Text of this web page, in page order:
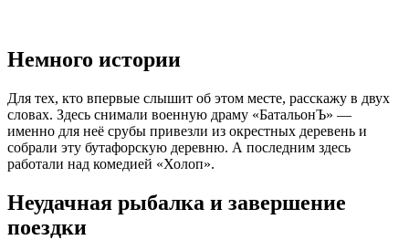
Немного истории
Для тех, кто впервые слышит об этом месте, расскажу в двух
словах. Здесь снимали военную драму «БатальонЪ» —
именно для неё срубы привезли из окрестных деревень и
собрали эту бутафорскую деревню. А последним здесь
работали над комедией «Холоп».
Неудачная рыбалка и завершение
поездки